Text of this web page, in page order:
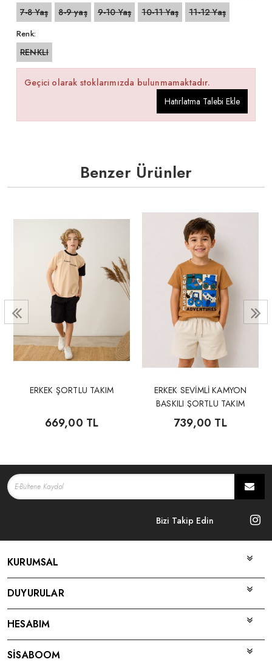
7-8 Yaş 8-9 yaş 9-10 Yaş 10-11 Yaş 11-12 Yaş
Renk:
RENKLI
Geçici olarak stoklarımızda bulunmamaktadır.
Hatırlatma Talebi Ekle
Benzer Ürünler
ERKEK ŞORTLU TAKIM
669,00 TL
ERKEK SEVİMLİ KAMYON
BASKILI ŞORTLU TAKIM
739,00 TL
Bizi Takip Edin
KURUMSAL
DUYURULAR
HESABIM
SİSABOOM